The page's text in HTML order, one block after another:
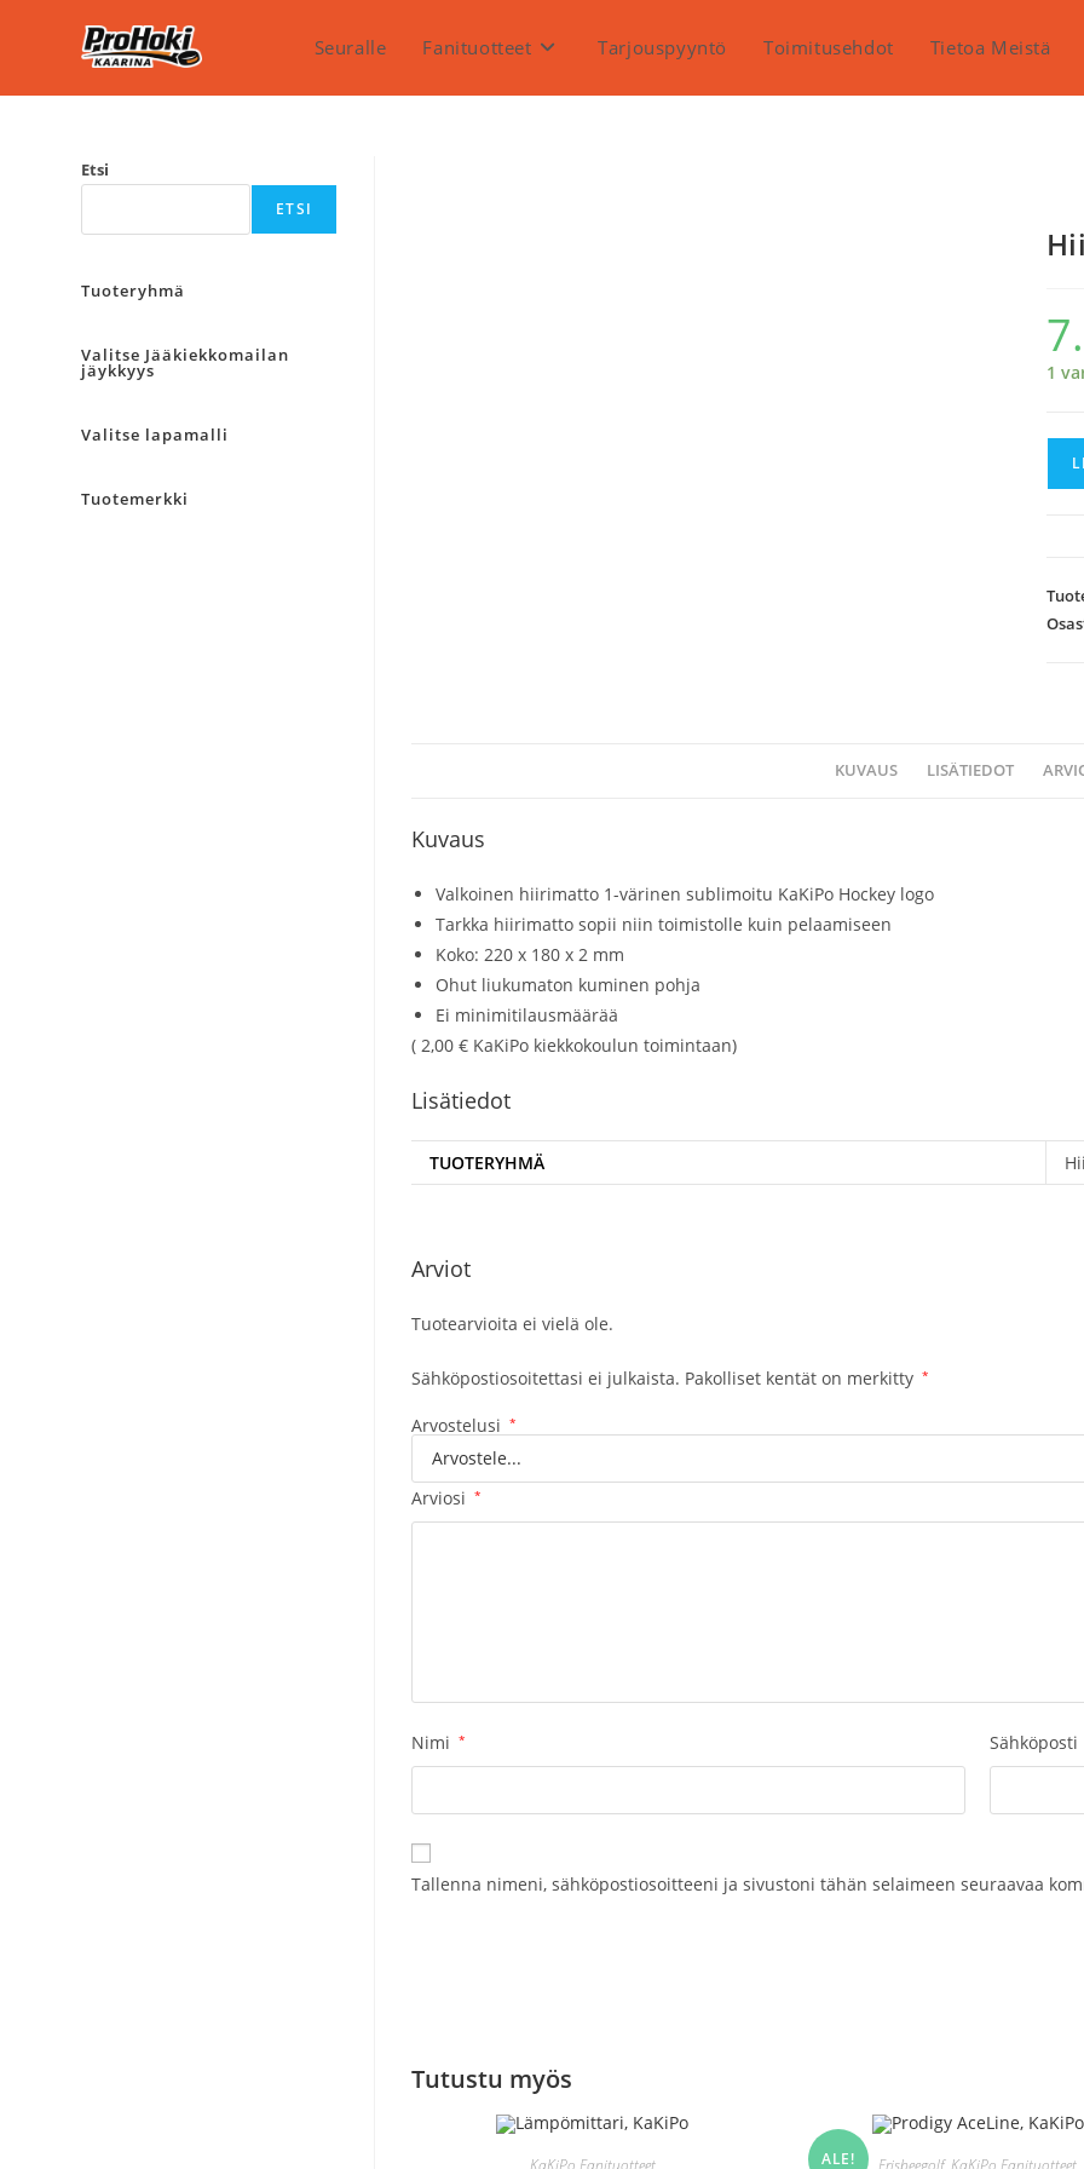
Seuralle Fanituotteet Tarjouspyyntö Toimitusehdot Tietoa Meistä
1
KUVAUS LISÄTIEDOT
Kuvaus
Valkoinen hiirimatto 1-värinen sublimoitu KaKiPo Hockey logo
Tarkka hiirimatto sopii niin toimistolle kuin pelaamiseen
Koko: 220 x 180 x 2 mm
Ohut liukumaton kuminen pohja
Ei minimitilausmäärää
( 2,00 € KaKiPo kiekkokoulun toimintaan)
Lisätiedot
TUOTERYHMÄ
Arviot
Tuotearvioita ei vielä ole.
Sähköpostiosoitettasi ei julkaista. Pakolliset kentät on merkitty *
Arvostelusi *
Arviosi *
Nimi * Sähköposti
Tallenna nimeni, sähköpostiosoitteeni ja sivustoni tähän selaimeen seuraavaa
Tutustu myös
KaKiPo Fanituotteet ALE! Frisbeegolf, KaKiPo Fanituotteet
Etsi
ETSI
Tuoteryhmä
Valitse Jääkiekkomailan
jäykkyys
Valitse lapamalli
Tuotemerkki